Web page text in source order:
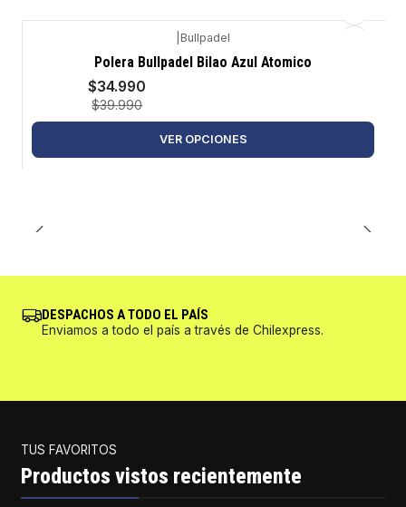
Bullpadel
Polera Bullpadel Bilao Azul Atomico
$34.990
$39.990
VER OPCIONES
DESPACHOS A TODO EL PAÍS
Enviamos a todo el país a través de Chilexpress.
TUS FAVORITOS
Productos vistos recientemente